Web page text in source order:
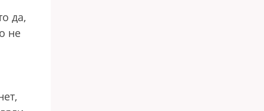
да,
не